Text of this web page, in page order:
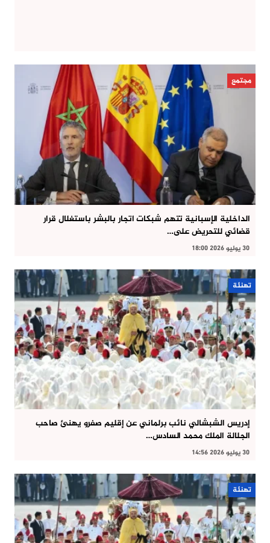
مجتمع
الداخلية الإسبانية تتهم شبكات اتجار بالبشر باستغلال قرار
قضائي للتحريض على…
30 يوليو 2026 18:00
تهنئة
إدريس الشبشالي نائب برلماني عن إقليم صفرو يهنئ صاحب
الجلالة الملك محمد السادس…
30 يوليو 2026 14:56
تهنئة